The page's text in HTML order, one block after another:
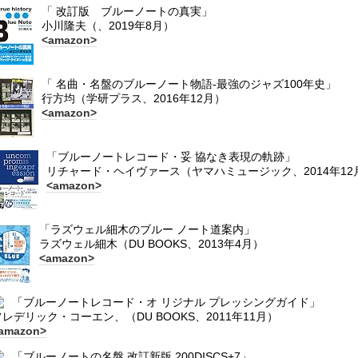
「 改訂版 ブルーノートの真実」
小川隆夫（、2019年8月）
<amazon>
「 名曲・名盤のブルーノート物語-最強のジャズ100年史」
行方均（学研プラス、2016年12月）
<amazon>
「ブルーノートレコード・妥 協なき表現の軌跡」
リチャード・ヘイヴァース（ヤマハミュージック、2014年12
<amazon>
「ラズウェル細木のブルー ノート道案内」
ラズウェル細木（DU BOOKS、2013年4月）
<amazon>
「ブルーノートレコード・オ リジナル プレッシングガイド」
レデリック・コーエン、（DU BOOKS、2011年11月）